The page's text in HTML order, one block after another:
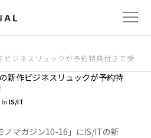
ビジネスリュックが予約特典付きで受
新作ビジネスリュックが予約特
InIS/IT
ノマガジン10-16」にIS/ITの新